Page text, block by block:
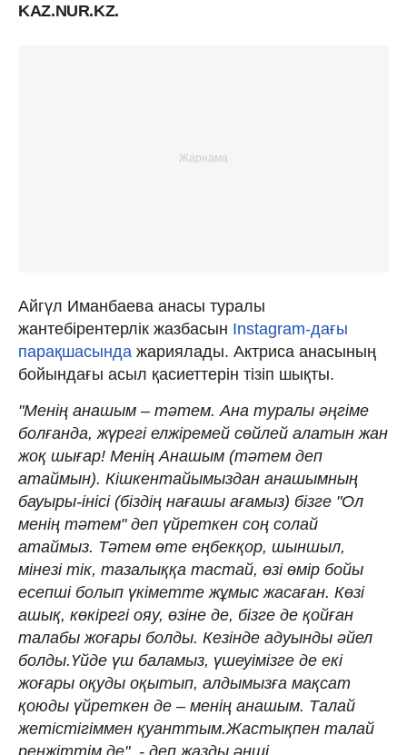
KAZ.NUR.KZ.
Айгүл Иманбаева анасы туралы
жантебірентерлік жазбасын Instagram-дағы
парақшасында жариялады. Актриса анасының
бойындағы асыл қасиеттерін тізіп шықты.
"Менің анашым – тәтем. Ана туралы әңгіме
болғанда, жүрегі елжіремей сөйлей алатын жан
жоқ шығар! Менің Анашым (тәтем деп
атаймын). Кішкентайымыздан анашымның
бауыры-інісі (біздің нағашы ағамыз) бізге "Ол
менің тәтем" деп үйреткен соң солай
атаймыз. Тәтем өте еңбекқор, шыншыл,
мінезі тік, тазалыққа тастай, өзі өмір бойы
есепші болып үкіметте жұмыс жасаған. Көзі
ашық, көкірегі ояу, өзіне де, бізге де қойған
талабы жоғары болды. Кезінде адуынды әйел
болды.Үйде үш баламыз, үшеуімізге де екі
жоғары оқуды оқытып, алдымызға мақсат
қоюды үйреткен де – менің анашым. Талай
жетістігіммен қуанттым.Жастықпен талай
ренжіттім де", - деп жазды әнші.